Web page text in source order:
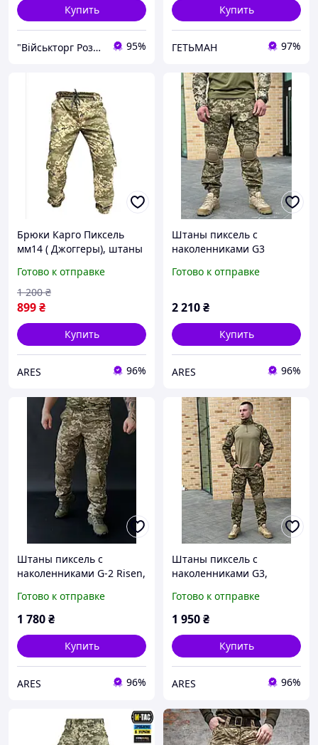
Купить
"Військторг Роздріб / Гурт": На сторожі Вашої безпеки! 95%
Купить
ГЕТЬМАН 97%
Брюки Карго Пиксель
мм14 ( Джоггеры), штаны
ЗСУ, штаны тактические
пиксель
Готово к отправке
899₴
1 200 ₴
Купить
ARES 96%
Штаны пиксель с
наколенниками G3
брюки пиксель ЗСУ
Готово к отправке
2 210₴
Купить
ARES 96%
Штаны пиксель с
наколенниками G-2 Risen,
Готово к отправке
1 780₴
Купить
ARES 96%
Штаны пиксель с
наколенниками G3,
пиксель ЗСУ
Готово к отправке
1 950₴
Купить
ARES 96%